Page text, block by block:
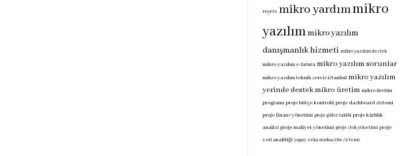
reçete mikro yardımmikro
yazılımmikro yazılım
danışmanlık hizmeti mikro yazılım destek
mikro yazılım e-fatura mikro yazılım sorunlar
mikro yazılım teknik servis istanbul mikro yazılım
yerinde destekmikro üretim mikro üretim
programı proje bütçe kontrolü proje dashboard sistemi
proje finans yönetimi proje gider takibi proje kârlılık
analizi proje maliyet yönetimi proje stok yönetimi proje
veri analitiği yapay zeka muhasebe sistemi